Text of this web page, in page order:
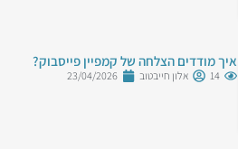
איך מודדים הצלחה של קמפיין פייסבוק?
14 אלון חייבטוב 23/04/2026